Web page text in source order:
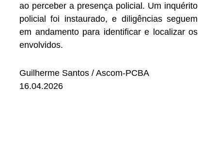
ao perceber a presença policial. Um inquérito
policial foi instaurado, e diligências seguem
em andamento para identificar e localizar os
envolvidos.
Guilherme Santos / Ascom-PCBA
16.04.2026